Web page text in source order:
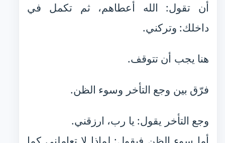
أن تقول: الله أعطاهم، ثم تكمل في
داخلك: وتركني.
هنا يجب أن تتوقف.
فرّق بين وجع التأخر وسوء الظن.
وجع التأخر يقول: يا رب، ارزقني.